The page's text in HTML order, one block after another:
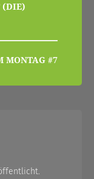
(DIE)
MONTAG #7